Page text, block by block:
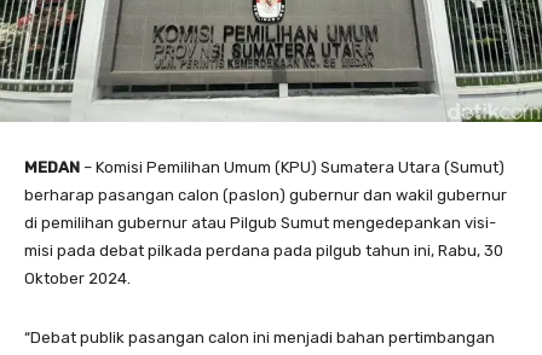
MEDAN – Komisi Pemilihan Umum (KPU) Sumatera Utara (Sumut)
berharap pasangan calon (paslon) gubernur dan wakil gubernur
di pemilihan gubernur atau Pilgub Sumut mengedepankan visi-
misi pada debat pilkada perdana pada pilgub tahun ini, Rabu, 30
Oktober 2024.
“Debat publik pasangan calon ini menjadi bahan pertimbangan